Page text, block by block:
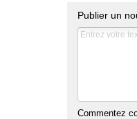
Publier un
Commentez